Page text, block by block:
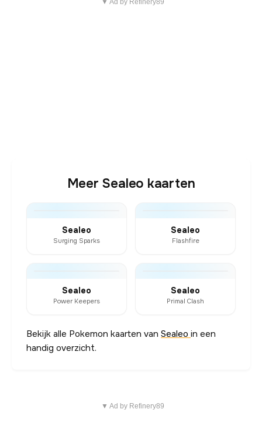
▼ Ad by Refinery89
Meer Sealeo kaarten
Sealeo
Surging Sparks
Sealeo
Flashfire
Sealeo
Power Keepers
Sealeo
Primal Clash
Bekijk alle Pokemon kaarten van Sealeo in een
handig overzicht.
▼ Ad by Refinery89